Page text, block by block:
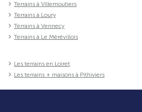
Terrains à Villemoutiers
Terrains à Loury
Terrains à Vennecy
Terrains à Le Mérévillois
Les terrains en Loiret
Les terrains + maisons à Pithiviers